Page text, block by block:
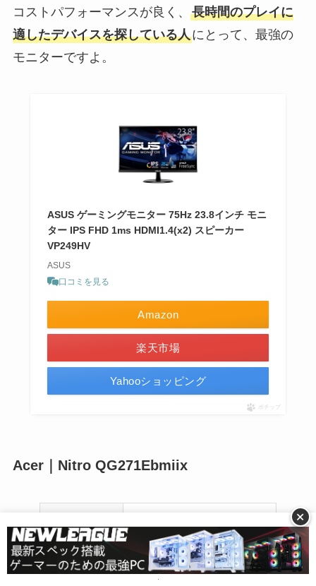
コストパフォーマンスが良く、 長時間のプレイに
適したデバイスを探している人にとって、最強の
モニターですよ。
ASUS ゲーミングモニター 75Hz 23.8インチ モニ
ター IPS FHD 1ms HDMI1.4(x2) スピーカー
VP249HV
ASUS
口コミを見る
Amazon
楽天市場
Yahooショッピング
ポチップ
Acer｜Nitro QG271Ebmiix
解像度 ‎1920×1080（フルHD）
+